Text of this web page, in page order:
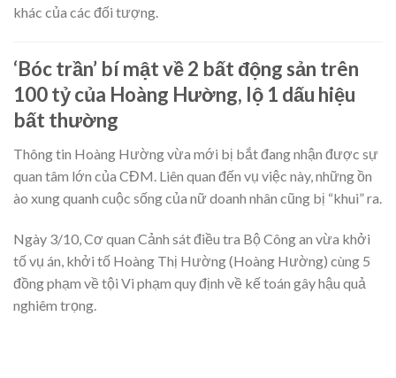
khác của các đối tượng.
‘Bóc trần’ bí mật về 2 bất động sản trên
100 tỷ của Hoàng Hường, lộ 1 dấu hiệu
bất thường
Thông tin Hoàng Hường vừa mới bị bắt đang nhận được sự
quan tâm lớn của CĐM. Liên quan đến vụ việc này, những ồn
ào xung quanh cuộc sống của nữ doanh nhân cũng bị “khui” ra.
Ngày 3/10, Cơ quan Cảnh sát điều tra Bộ Công an vừa khởi
tố vụ án, khởi tố Hoàng Thị Hường (Hoàng Hường) cùng 5
đồng phạm về tội Vi phạm quy định về kế toán gây hậu quả
nghiêm trọng.